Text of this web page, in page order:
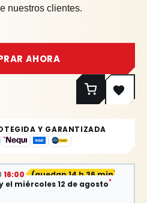
nuestros clientes.
AHORA
Y GARANTIZADA
16:00 (quedan 14 h 36 min)
el miércoles 12 de agosto*